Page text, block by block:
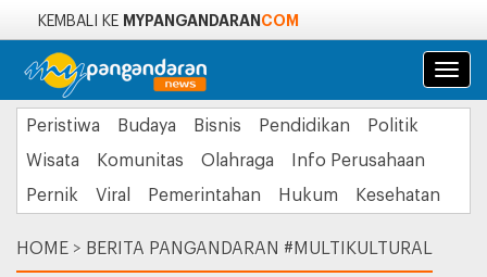
KEMBALI KE MYPANGANDARAN COM
Peristiwa Budaya Bisnis Pendidikan
Politik
Wisata
Komunitas Olahraga
Info Perusahaan
Pernik
Viral Pemerintahan Hukum Kesehatan
HOME > BERITA PANGANDARAN #MULTIKULTURAL